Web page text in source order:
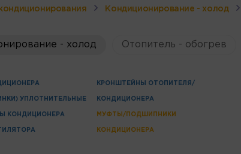
Кондиционирование - холод
- холод Отопитель - обогрев
УПЛОТНИТЕЛЬНЫЕ
КОНДИЦИОНЕРА
КРОНШТЕЙНЫ ОТОПИТЕЛЯ/
КОНДИЦИОНЕРА
МУФТЫ/ПОДШИПНИКИ
КОНДИЦИОНЕРА